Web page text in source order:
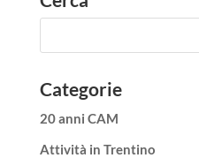
Categorie
20 anni CAM
Attività in Trentino